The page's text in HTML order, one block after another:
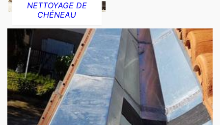
NETTOYAGE DE
CHÉNEAU